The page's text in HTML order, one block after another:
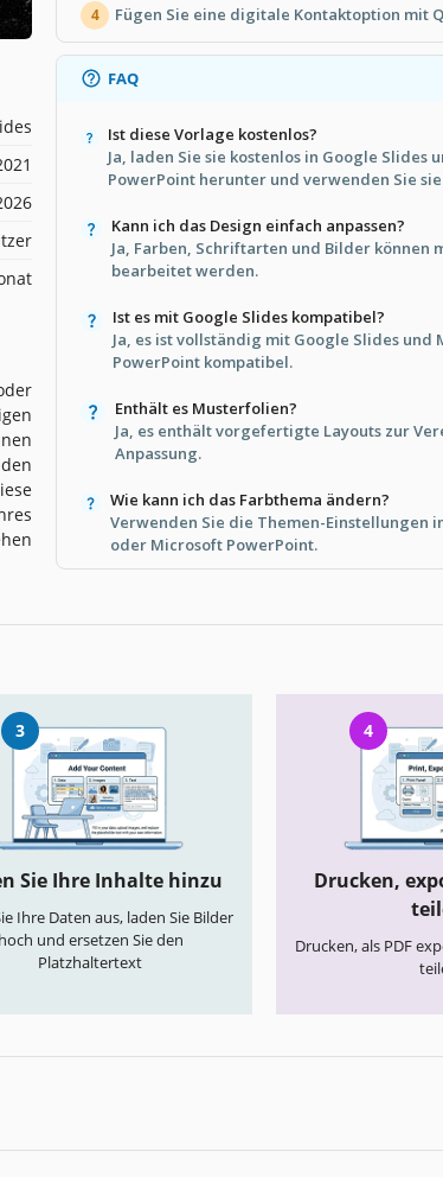
4 Fügen Sie eine digitale Kontaktoption mit
FAQ
Ist diese Vorlage kostenlos?
Ja, laden Sie sie kostenlos in Google Slides
PowerPoint herunter und verwenden Sie
Kann ich das Design einfach anpassen?
Ja, Farben, Schriftarten und Bilder können
bearbeitet werden.
Ist es mit Google Slides kompatibel?
Ja, es ist vollständig mit Google Slides und
PowerPoint kompatibel.
Enthält es Musterfolien?
Ja, es enthält vorgefertigte Layouts zur
Anpassung.
Wie kann ich das Farbthema ändern?
Verwenden Sie die Themen-Einstellungen
oder Microsoft PowerPoint.
3
Sie Ihre Inhalte hinzu
Ihre Daten aus, laden Sie Bilder
hoch und ersetzen Sie den
Platzhaltertext
4
Drucken,
Drucken, als PDF